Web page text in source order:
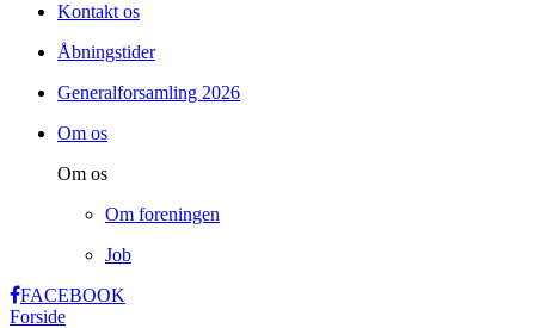
Kontakt os
Åbningstider
Generalforsamling 2026
Om os
Om os
Om foreningen
Job
FACEBOOK
Forside